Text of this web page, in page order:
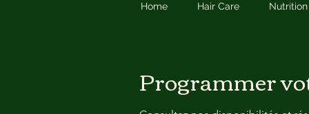
Home Hair Care
Programmer